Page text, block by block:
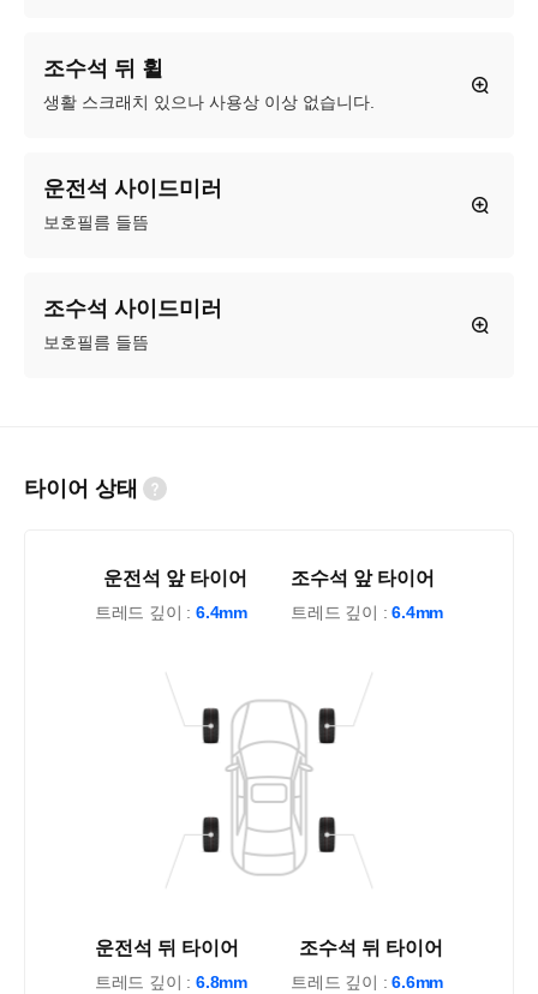
조수석 뒤 휠
생활 스크래치 있으나 사용상 이상 없습니다.
운전석 사이드미러
보호필름 들뜸
조수석 사이드미러
보호필름 들뜸
타이어 상태
운전석 앞 타이어
트레드 깊이 : 6.4mm
운전석 뒤 타이어
트레드 깊이 : 6.8mm
조수석 뒤 타이어
트레드 깊이 :6.6mm
조수석 앞 타이어
트레드 깊이 :6.4mm